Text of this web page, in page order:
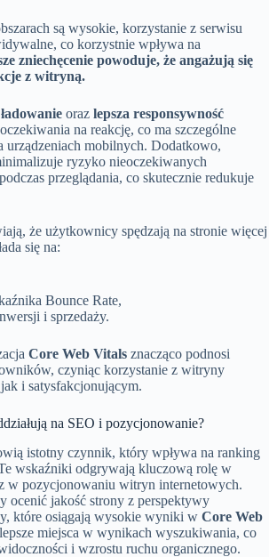
są wysokie, korzystanie z serwisu
co korzystnie wpływa na
zniechęcenie powoduje, że angażują się
z witryną.
oraz lepsza responsywność
na reakcję, co ma szczególne
urządzeniach mobilnych. Dodatkowo,
ryzyko nieoczekiwanych
przeglądania, co skutecznie redukuje
że użytkownicy spędzają na stronie więcej
się na:
Bounce Rate,
i sprzedaży.
Core Web Vitals znacząco podnosi
czyniąc korzystanie z witryny
i satysfakcjonującym.
na SEO i pozycjonowanie?
istotny czynnik, który wpływa na ranking
wskaźniki odgrywają kluczową rolę w
w pozycjonowaniu witryn internetowych.
ocenić jakość strony z perspektywy
które osiągają wysokie wyniki w Core Web
lepsze miejsca w wynikach wyszukiwania, co
i wzrostu ruchu organicznego.